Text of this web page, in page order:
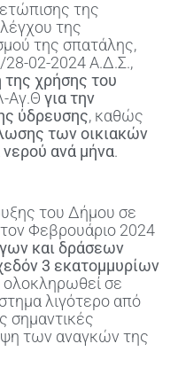
της
της
της σπατάλης,
02-2024 Α.Δ.Σ.,
χρήσης του
Αγ.Θ για την
ύδρευσης, καθώς
των οικιακών
ανά μήνα.
του Δήμου σε
Φεβρουάριο 2024
και δράσεων
3 εκατομμυρίων
ολοκληρωθεί σε
λιγότερο από
σημαντικές
των αναγκών της